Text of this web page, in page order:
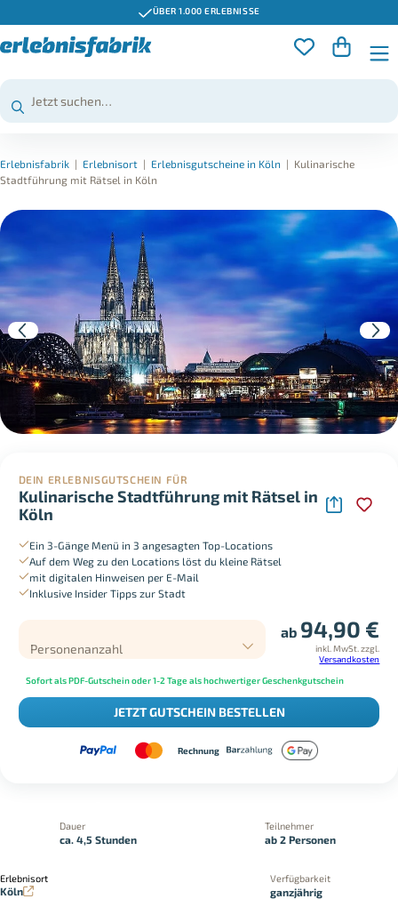
ÜBER 1.000 ERLEBNISSE
Erlebnisfabrik | Erlebnisort | Erlebnisgutscheine in Köln | Kulinarische
Stadtführung mit Rätsel in Köln
DEIN ERLEBNISGUTSCHEIN FÜR
Kulinarische Stadtführung mit Rätsel in
Köln
Ein 3-Gänge Menü in 3 angesagten Top-Locations
Auf dem Weg zu den Locations löst du kleine Rätsel
mit digitalen Hinweisen per E-Mail
Inklusive Insider Tipps zur Stadt
Personenanzahl
ab 94,90 €
inkl. MwSt. zzgl.
Versandkosten
Sofort als PDF-Gutschein oder 1-2 Tage als hochwertiger Geschenkgutschein
JETZT GUTSCHEIN BESTELLEN
Rechnung
Dauer
ca. 4,5 Stunden
Teilnehmer
ab 2 Personen
Erlebnisort
Köln
Verfügbarkeit
ganzjährig